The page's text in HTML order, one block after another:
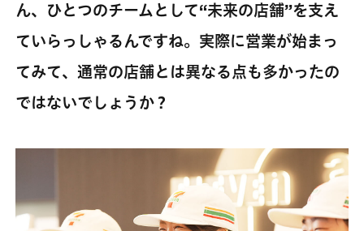
ん、ひとつのチームとして“未来の店舗”を支え
ていらっしゃるんですね。実際に営業が始まっ
てみて、通常の店舗とは異なる点も多かったの
ではないでしょうか？